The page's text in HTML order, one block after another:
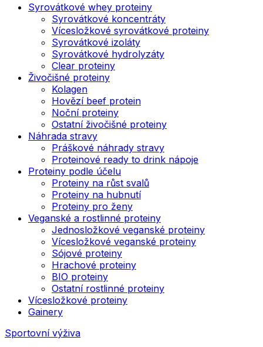
Syrovátkové whey proteiny
Syrovátkové koncentráty
Vícesložkové syrovátkové proteiny
Syrovátkové izoláty
Syrovátkové hydrolyzáty
Clear proteiny
Živočišné proteiny
Kolagen
Hovězí beef protein
Noční proteiny
Ostatní živočišné proteiny
Náhrada stravy
Práškové náhrady stravy
Proteinové ready to drink nápoje
Proteiny podle účelu
Proteiny na růst svalů
Proteiny na hubnutí
Proteiny pro ženy
Veganské a rostlinné proteiny
Jednosložkové veganské proteiny
Vícesložkové veganské proteiny
Sójové proteiny
Hrachové proteiny
BIO proteiny
Ostatní rostlinné proteiny
Vícesložkové proteiny
Gainery
Sportovní výživa